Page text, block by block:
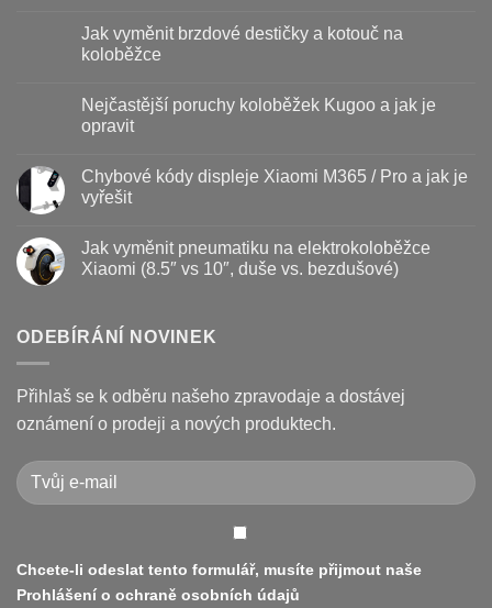
textu
s
koloběžky
kdy
jak
prodloužit
životnost
Jak vyměnit brzdové destičky a kotouč na
koloběžce
u
textu
s
vyměnit
brzdové
destičky
na
koloběžce
Nejčastější poruchy koloběžek Kugoo a jak je
opravit
u
textu
s
poruchy
koloběžek
Kugoo
opravit
Chybové kódy displeje Xiaomi M365 / Pro a jak je
vyřešit
textu
s
displeje
Xiaomi
Pro
a
jak
je
Jak vyměnit pneumatiku na elektrokoloběžce
Xiaomi (8.5″ vs 10″, duše vs. bezdušové)
textu
s
vyměnit
pneumatiku
na
elektrokoloběžce
(8.5″
vs
10″,
duše
ODEBÍRÁNÍ NOVINEK
Přihlaš se k odběru našeho zpravodaje a dostávej
oznámení o prodeji a nových produktech.
Chcete-li odeslat tento formulář, musíte přijmout naše
Prohlášení o ochraně osobních údajů